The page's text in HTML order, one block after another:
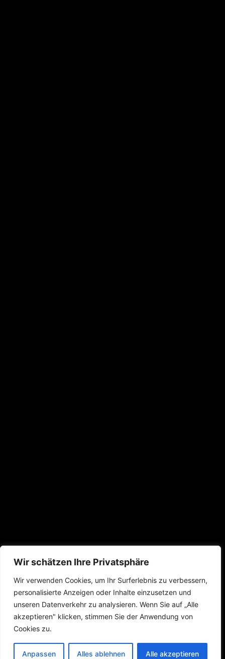
Wir schätzen Ihre Privatsphäre
Wir verwenden Cookies, um Ihr Surferlebnis zu verbessern,
personalisierte Anzeigen oder Inhalte einzusetzen und
unseren Datenverkehr zu analysieren. Wenn Sie auf „Alle
akzeptieren" klicken, stimmen Sie der Anwendung von
Cookies zu.
Anpassen Alles ablehnen Alle akzeptieren